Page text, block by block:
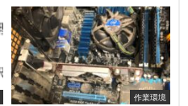
作業環境